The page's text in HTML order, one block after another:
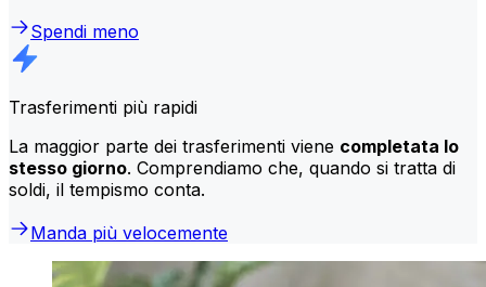
Spendi meno
Trasferimenti più rapidi
La maggior parte dei trasferimenti viene completata lo
stesso giorno. Comprendiamo che, quando si tratta di
soldi, il tempismo conta.
Manda più velocemente